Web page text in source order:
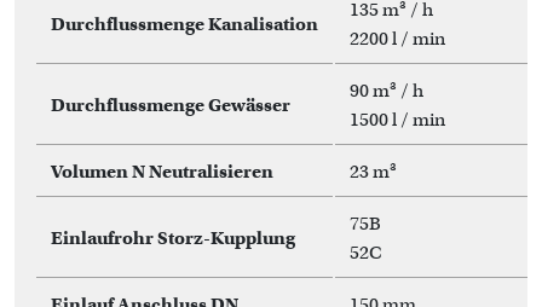
Durchflussmenge Kanalisation
135 m³ / h
2200 l / min
Durchflussmenge Gewässer
90 m³ / h
1500 l / min
Volumen N Neutralisieren 23 m³
Einlaufrohr Storz-Kupplung
75B
52C